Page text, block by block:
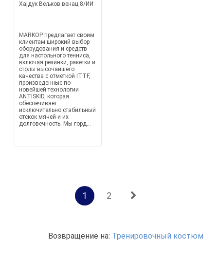
Хајдук Вељков венац 8/ИИ
MARKOP предлагает своим
клиентам широкий выбор
оборудования и средств
для настольного тенниса,
включая резинки, ракетки и
столы высочайшего
качества с отметкой ITTF,
произведенные по
новейшей технологии
ANTISKID, которая
обеспечивает
исключительно стабильный
отскок мячей и их
долговечность. Мы горд...
1 2
Возвращение на: Тренировочный костюм